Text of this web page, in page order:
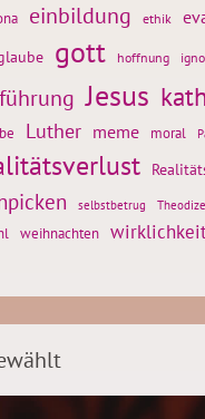
einbildung ethik
gott hoffnung
Jesus
Luther meme moral
selbstbetrug
weihnachten